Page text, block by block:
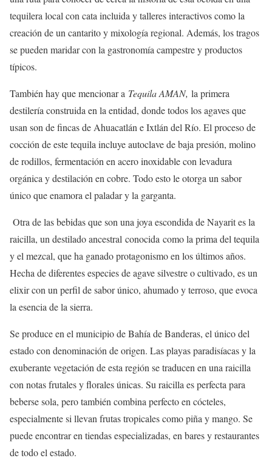
tequilera local con cata incluida y talleres interactivos como la
creación de un cantarito y mixología regional. Además, los tragos
se pueden maridar con la gastronomía campestre y productos
típicos.
También hay que mencionar a Tequila AMAN, la primera
destilería construida en la entidad, donde todos los agaves que
usan son de fincas de Ahuacatlán e Ixtlán del Río. El proceso de
cocción de este tequila incluye autoclave de baja presión, molino
de rodillos, fermentación en acero inoxidable con levadura
orgánica y destilación en cobre. Todo esto le otorga un sabor
único que enamora el paladar y la garganta.
Otra de las bebidas que son una joya escondida de Nayarit es la
raicilla, un destilado ancestral conocida como la prima del tequila
y el mezcal, que ha ganado protagonismo en los últimos años.
Hecha de diferentes especies de agave silvestre o cultivado, es un
elixir con un perfil de sabor único, ahumado y terroso, que evoca
la esencia de la sierra.
Se produce en el municipio de Bahía de Banderas, el único del
estado con denominación de origen. Las playas paradisíacas y la
exuberante vegetación de esta región se traducen en una raicilla
con notas frutales y florales únicas. Su raicilla es perfecta para
beberse sola, pero también combina perfecto en cócteles,
especialmente si llevan frutas tropicales como piña y mango. Se
puede encontrar en tiendas especializadas, en bares y restaurantes
de todo el estado.